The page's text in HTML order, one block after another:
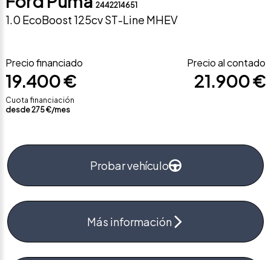
2442214651
1.0 EcoBoost 125cv ST-Line MHEV
Precio financiado
19.400 €
Cuota financiación
desde275€/mes
Precio al contado
21.900 €
Probar vehículo
Más información